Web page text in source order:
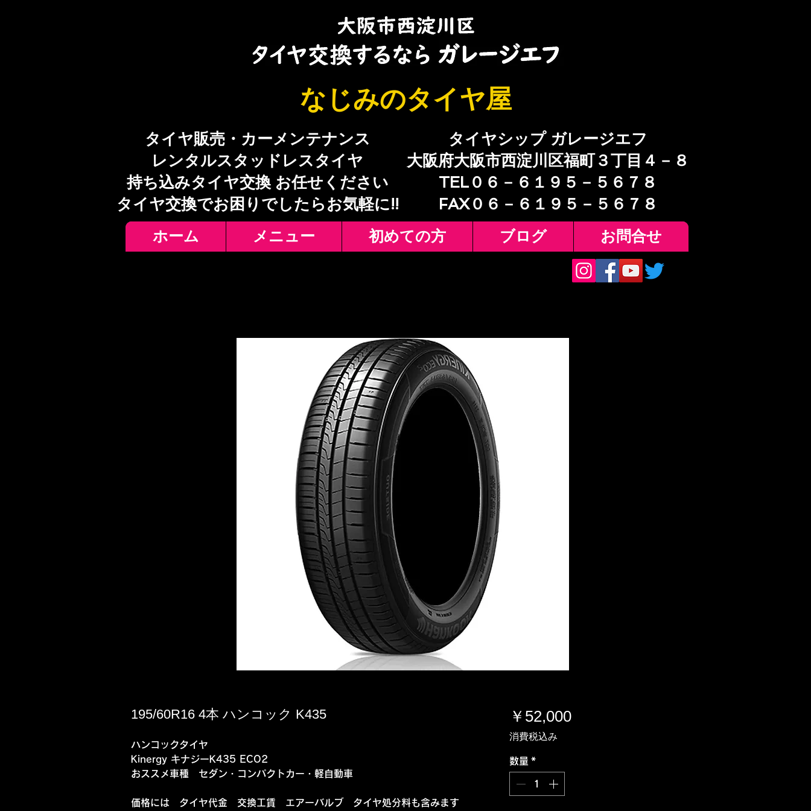
​なじみのタイヤ屋
タイヤ販売・カーメンテナンス
レンタルスタッドレスタイヤ
持ち込みタイヤ交換 お任せください
​タイヤ交換でお困りでしたらお気軽に!!
​タイヤシップ ガレージエフ
大阪府大阪市西淀川区福町３丁目４－８
TEL０６－６１９５－５６７８
​FAX０６－６１９５－５６７８
ホーム メニュー 初めての方 ブログ お問合せ
195/60R16 4本 ハンコック K435
ハンコックタイヤ
Kinergy キナジーK435 ECO2
おススメ車種 セダン・コンパクトカー・軽自動車
価格には タイヤ代金 交換工賃 エアーバルブ タイヤ処分料も含みます
￥52,000価
消費税込み
数量 *